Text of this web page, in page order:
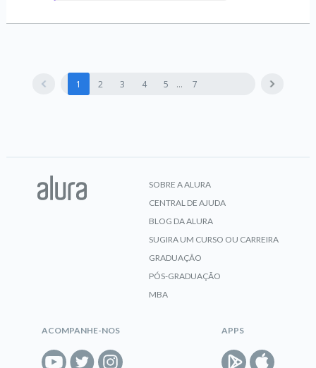
1 2 3 4 5 7
SOBRE A ALURA
CENTRAL DE AJUDA
BLOG DA ALURA
SUGIRA UM CURSO OU CARREIRA
GRADUAÇÃO
PÓS-GRADUAÇÃO
MBA
ACOMPANHE-NOS APPS